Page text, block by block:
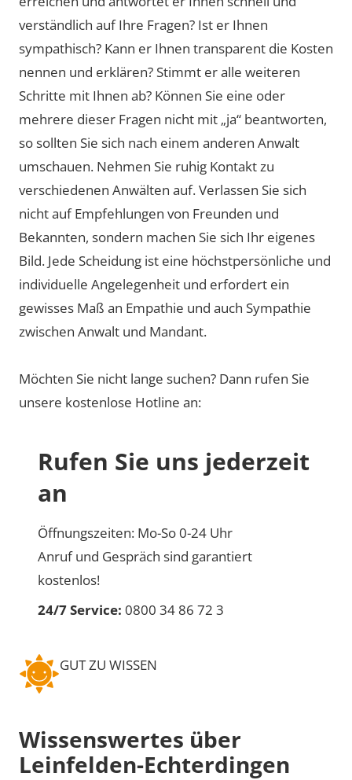
verständlich auf Ihre Fragen? Ist er Ihnen
sympathisch? Kann er Ihnen transparent die Kosten
nennen und erklären? Stimmt er alle weiteren
Schritte mit Ihnen ab? Können Sie eine oder
mehrere dieser Fragen nicht mit „ja“ beantworten,
so sollten Sie sich nach einem anderen Anwalt
umschauen. Nehmen Sie ruhig Kontakt zu
verschiedenen Anwälten auf. Verlassen Sie sich
nicht auf Empfehlungen von Freunden und
Bekannten, sondern machen Sie sich Ihr eigenes
Bild. Jede Scheidung ist eine höchstpersönliche und
individuelle Angelegenheit und erfordert ein
gewisses Maß an Empathie und auch Sympathie
zwischen Anwalt und Mandant.
Möchten Sie nicht lange suchen? Dann rufen Sie
unsere kostenlose Hotline an:
Rufen Sie uns jederzeit
an
Öffnungszeiten: Mo-So 0-24 Uhr
Anruf und Gespräch sind garantiert
kostenlos!
24/7 Service: 0800 34 86 72 3
GUT ZU WISSEN
Wissenswertes über
Leinfelden-Echterdingen